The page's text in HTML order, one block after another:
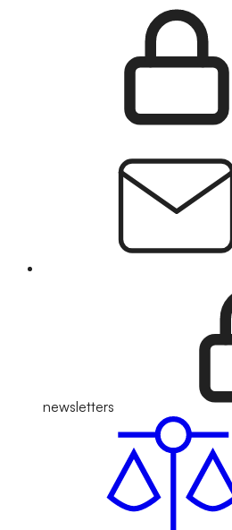
newsletters